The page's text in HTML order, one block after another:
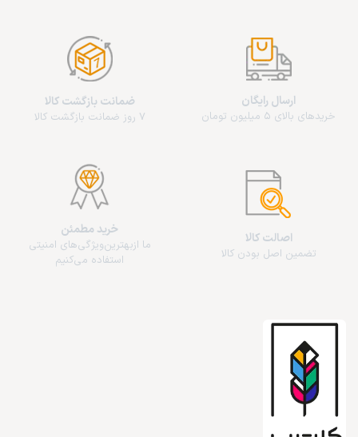
ارسال رایگان
خریدهای بالای 5 میلیون تومان
ضمانت بازگشت کالا
7 روز ضمانت بازگشت کالا
اصالت کالا
تضمین اصل بودن کالا
خرید مطمئن
ما از‌بهترین‌ویژگی‌های امنیتی
استفاده می‌کنیم